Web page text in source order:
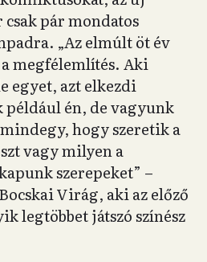
pár mondatos
„Az elmúlt öt év
megfélemlítés. Aki
egyet, azt elkezdi
én, de vagyunk
hogy szeretik a
vagy milyen a
szerepeket” –
Virág, aki az előző
legtöbbet játszó színész